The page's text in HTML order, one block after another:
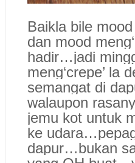
Baikla bile
dan mood
hadir…jadi
meng‘crepe’ la
semangat di
walaupon
jemu kot untuk
ke
dapur…bukan